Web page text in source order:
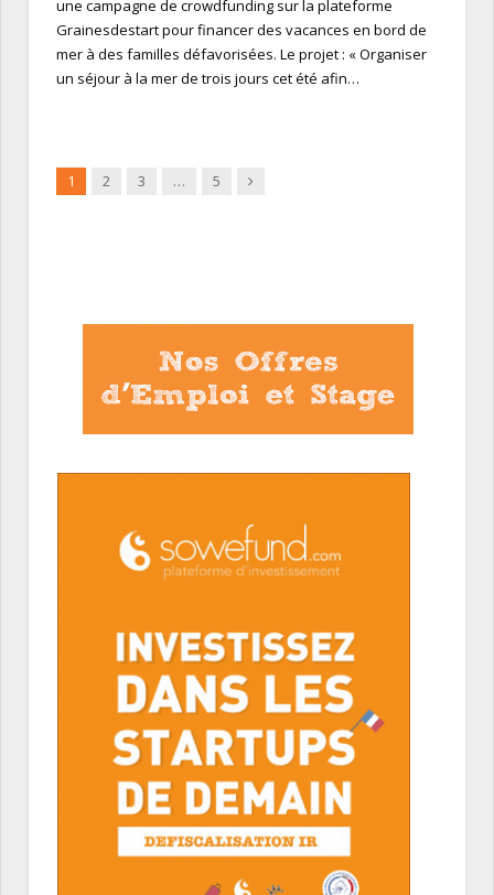
une campagne de crowdfunding sur la plateforme
Grainesdestart pour financer des vacances en bord de
mer à des familles défavorisées. Le projet : « Organiser
un séjour à la mer de trois jours cet été afin…
1 2 3 … 5 Suivant